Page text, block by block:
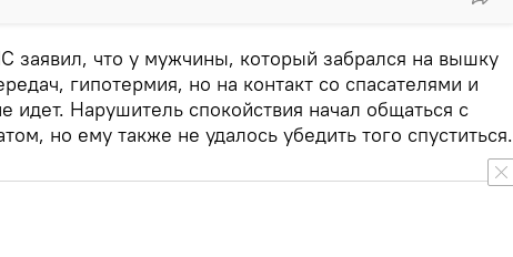
заявил, что у мужчины, который забрался на вышку
гипотермия, но на контакт со спасателями и
идет. Нарушитель спокойствия начал общаться с
но ему также не удалось убедить того спуститься.